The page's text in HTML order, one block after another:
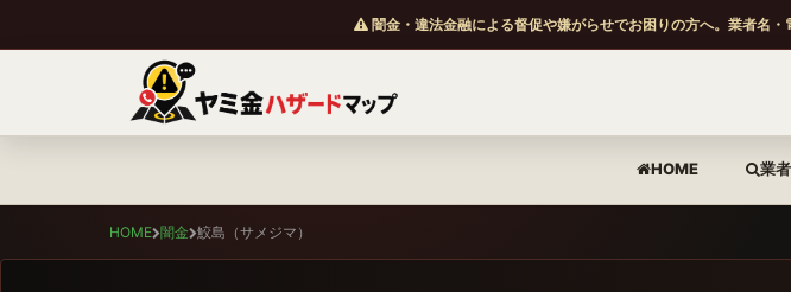
闇金・違法金融による督促や嫌がらせでお困りの方へ。業者名
HOME 業
HOME 闇金 鮫島（サメジマ）